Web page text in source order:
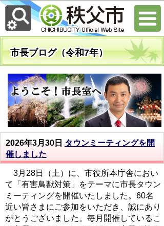
市長ブログ（令和7年）
2026年3月30日 タウンミーティングを開
催しました
3月28日（土）に、市役所本庁舎におい
て「有害鳥獣対策」をテーマに市長タウン
ミーティングを開催いたしました。60名
近い皆さまにご参加をいただき、誠にあり
がとうございました。毎月開催しているこ